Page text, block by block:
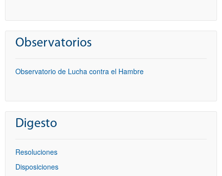
Observatorios
Observatorio de Lucha contra el Hambre
Digesto
Resoluciones
Disposiciones